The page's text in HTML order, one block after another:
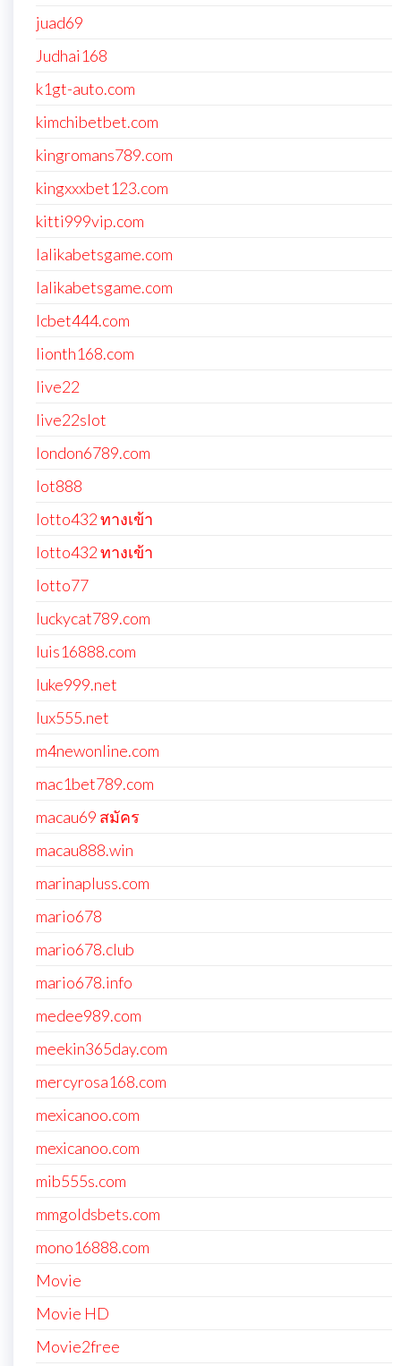
juad69
Judhai168
k1gt-auto.com
kimchibetbet.com
kingromans789.com
kingxxxbet123.com
kitti999vip.com
lalikabetsgame.com
lalikabetsgame.com
lcbet444.com
lionth168.com
live22
live22slot
london6789.com
lot888
lotto432 ทางเข้า
lotto432 ทางเข้า
lotto77
luckycat789.com
luis16888.com
luke999.net
lux555.net
m4newonline.com
mac1bet789.com
macau69 สมัคร
macau888.win
marinapluss.com
mario678
mario678.club
mario678.info
medee989.com
meekin365day.com
mercyrosa168.com
mexicanoo.com
mexicanoo.com
mib555s.com
mmgoldsbets.com
mono16888.com
Movie
Movie HD
Movie2free